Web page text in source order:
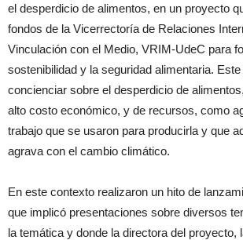
el desperdicio de alimentos, en un proyecto
fondos de la Vicerrectoría de Relaciones
Vinculación con el Medio, VRIM-UdeC para
sostenibilidad y la seguridad alimentaria.
concienciar sobre el desperdicio de
alto costo económico, y de recursos, como
trabajo que se usaron para producirla y que
agrava con el cambio climático.
En este contexto realizaron un hito de
que implicó presentaciones sobre diversos
la temática y donde la directora del proyecto,